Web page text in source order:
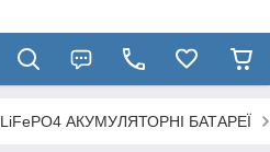
LiFePO4 АКУМУЛЯТОРНІ БАТАРЕЇ